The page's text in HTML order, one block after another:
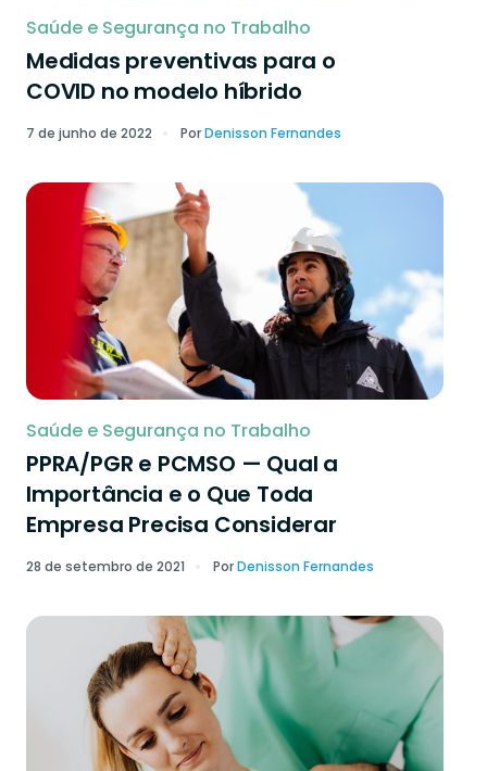
Saúde e Segurança no Trabalho
Medidas preventivas para o
COVID no modelo híbrido
7 de junho de 2022 PorDenisson Fernandes
Saúde e Segurança no Trabalho
PPRA/PGR e PCMSO — Qual a
Importância e o Que Toda
Empresa Precisa Considerar
28 de setembro de 2021 PorDenisson Fernandes